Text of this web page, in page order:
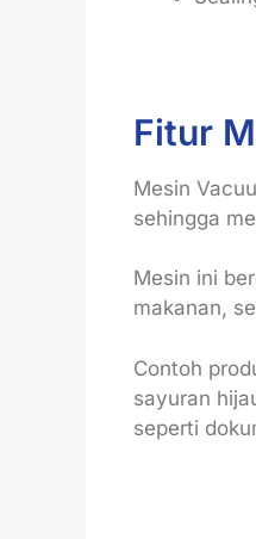
Fitur
Mesin
sehingga
Mesin ini
makanan,
Contoh
sayuran
seperti